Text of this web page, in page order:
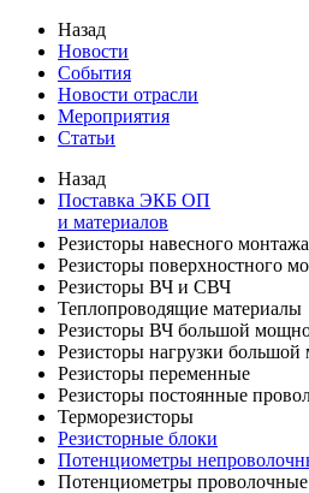
Назад
Новости
События
Новости отрасли
Мероприятия
Статьи
Назад
Поставка ЭКБ ОП
и материалов
Резисторы навесного монтажа
Резисторы поверхностного
Резисторы ВЧ и СВЧ
Теплопроводящие материалы
Резисторы ВЧ большой
Резисторы нагрузки
Резисторы переменные
Резисторы постоянные
Терморезисторы
Резисторные блоки
Потенциометры
Потенциометры проволочные